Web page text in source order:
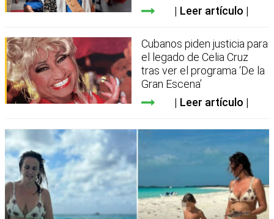
Leer artículo
Cubanos piden justicia para
el legado de Celia Cruz
tras ver el programa ‘De la
Gran Escena’
Leer artículo